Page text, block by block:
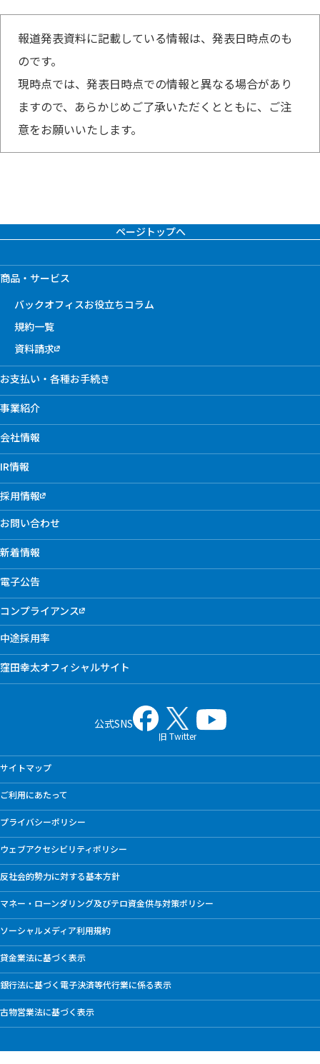
報道発表資料に記載している情報は、発表日時点のも
のです。
現時点では、発表日時点での情報と異なる場合があり
ますので、あらかじめご了承いただくとともに、ご注
意をお願いいたします。
ページトップへ
商品・サービス
バックオフィスお役立ちコラム
規約一覧
資料請求
お支払い・各種お手続き
事業紹介
会社情報
IR情報
採用情報
お問い合わせ
新着情報
電子公告
コンプライアンス
中途採用率
窪田幸太オフィシャルサイト
公式SNS
旧 Twitter
サイトマップ
ご利用にあたって
プライバシーポリシー
ウェブアクセシビリティポリシー
反社会的勢力に対する基本方針
マネー・ローンダリング及びテロ資金供与対策ポリシー
ソーシャルメディア利用規約
貸金業法に基づく表示
銀行法に基づく電子決済等代行業に係る表示
古物営業法に基づく表示